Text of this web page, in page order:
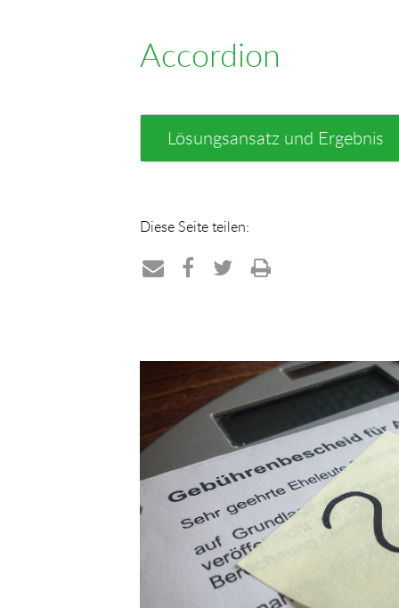
Accordion
Lösungsansatz und Ergebnis
Diese Seite teilen:
E-
Mail
Facebook
Twitter